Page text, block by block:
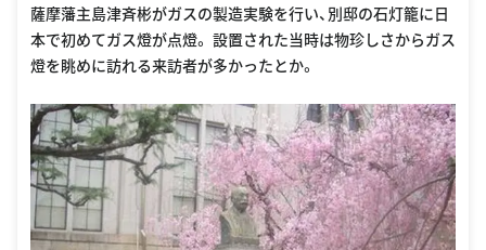
薩摩藩主島津斉彬がガスの製造実験を行い、別邸の石灯籠に日
本で初めてガス燈が点燈。 設置された当時は物珍しさからガス
燈を眺めに訪れる来訪者が多かったとか。